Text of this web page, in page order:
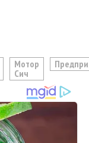
Мотор
Сич